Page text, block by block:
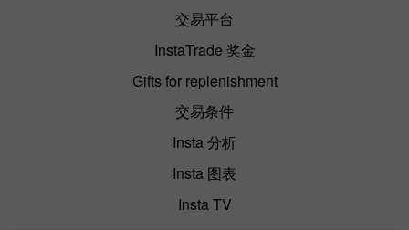
交易平台
InstaTrade 奖金
Gifts for replenishment
交易条件
Insta 分析
Insta 图表
Insta TV